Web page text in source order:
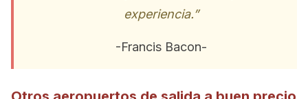
experiencia.”
-Francis Bacon-